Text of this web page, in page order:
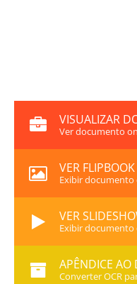
VISUALIZAR
Ver documento
VER FLIPBOOK
Exibir
VER
Exibir documento
APÊNDICE AO
Converter OCR